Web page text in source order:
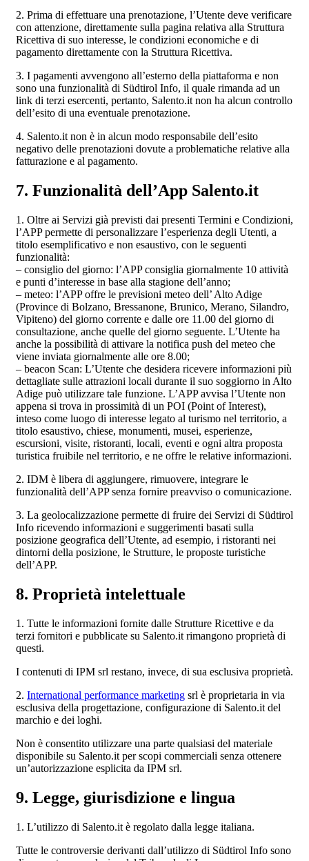
2. Prima di effettuare una prenotazione, l’Utente deve verificare
con attenzione, direttamente sulla pagina relativa alla Struttura
Ricettiva di suo interesse, le condizioni economiche e di
pagamento direttamente con la Struttura Ricettiva.
3. I pagamenti avvengono all’esterno della piattaforma e non
sono una funzionalità di Südtirol Info, il quale rimanda ad un
link di terzi esercenti, pertanto, Salento.it non ha alcun controllo
dell’esito di una eventuale prenotazione.
4. Salento.it non è in alcun modo responsabile dell’esito
negativo delle prenotazioni dovute a problematiche relative alla
fatturazione e al pagamento.
7. Funzionalità dell’App Salento.it
1. Oltre ai Servizi già previsti dai presenti Termini e Condizioni,
l’APP permette di personalizzare l’esperienza degli Utenti, a
titolo esemplificativo e non esaustivo, con le seguenti
funzionalità:
– consiglio del giorno: l’APP consiglia giornalmente 10 attività
e punti d’interesse in base alla stagione dell’anno;
– meteo: l’APP offre le previsioni meteo dell’ Alto Adige
(Province di Bolzano, Bressanone, Brunico, Merano, Silandro,
Vipiteno) del giorno corrente e dalle ore 11.00 del giorno di
consultazione, anche quelle del giorno seguente. L’Utente ha
anche la possibilità di attivare la notifica push del meteo che
viene inviata giornalmente alle ore 8.00;
– beacon Scan: L’Utente che desidera ricevere informazioni più
dettagliate sulle attrazioni locali durante il suo soggiorno in Alto
Adige può utilizzare tale funzione. L’APP avvisa l’Utente non
appena si trova in prossimità di un POI (Point of Interest),
inteso come luogo di interesse legato al turismo nel territorio, a
titolo esaustivo, chiese, monumenti, musei, esperienze,
escursioni, visite, ristoranti, locali, eventi e ogni altra proposta
turistica fruibile nel territorio, e ne offre le relative informazioni.
2. IDM è libera di aggiungere, rimuovere, integrare le
funzionalità dell’APP senza fornire preavviso o comunicazione.
3. La geolocalizzazione permette di fruire dei Servizi di Südtirol
Info ricevendo informazioni e suggerimenti basati sulla
posizione geografica dell’Utente, ad esempio, i ristoranti nei
dintorni della posizione, le Strutture, le proposte turistiche
dell’APP.
8. Proprietà intelettuale
1. Tutte le informazioni fornite dalle Strutture Ricettive e da
terzi fornitori e pubblicate su Salento.it rimangono proprietà di
questi.
I contenuti di IPM srl restano, invece, di sua esclusiva proprietà.
2. International performance marketing srl è proprietaria in via
esclusiva della progettazione, configurazione di Salento.it del
marchio e dei loghi.
Non è consentito utilizzare una parte qualsiasi del materiale
disponibile su Salento.it per scopi commerciali senza ottenere
un’autorizzazione esplicita da IPM srl.
9. Legge, giurisdizione e lingua
1. L’utilizzo di Salento.it è regolato dalla legge italiana.
Tutte le controversie derivanti dall’utilizzo di Südtirol Info sono